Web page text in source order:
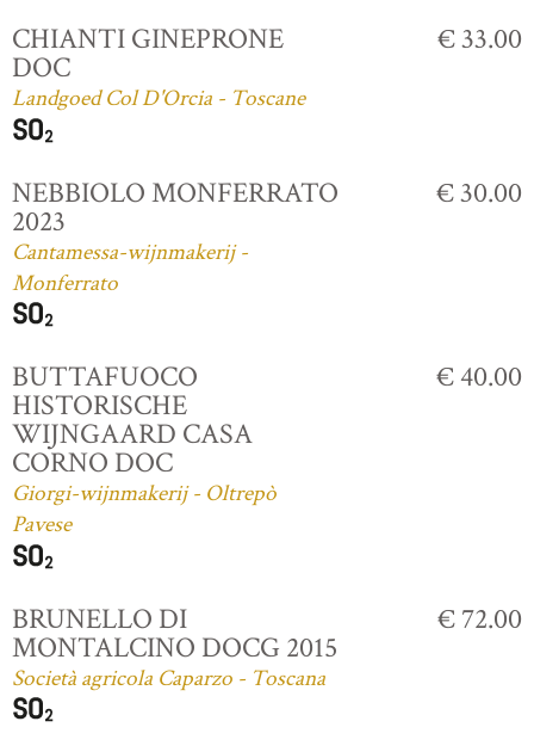
CHIANTI GINEPRONE
DOC
Landgoed Col D'Orcia - Toscane
€ 33.00
NEBBIOLO MONFERRATO
2023
Cantamessa-wijnmakerij -
Monferrato
€ 30.00
BUTTAFUOCO
HISTORISCHE
WIJNGAARD CASA
CORNO DOC
Giorgi-wijnmakerij - Oltrepò
Pavese
€ 40.00
BRUNELLO DI
MONTALCINO DOCG 2015
Società agricola Caparzo - Toscana
€ 72.00